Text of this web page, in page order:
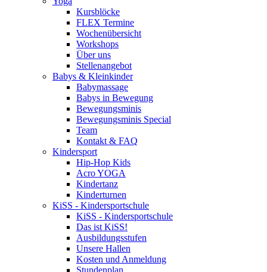
Kursblöcke
FLEX Termine
Wochenübersicht
Workshops
Über uns
Stellenangebot
Babys & Kleinkinder
Babymassage
Babys in Bewegung
Bewegungsminis
Bewegungsminis Special
Team
Kontakt & FAQ
Kindersport
Hip-Hop Kids
Acro YOGA
Kindertanz
Kinderturnen
KiSS - Kindersportschule
KiSS - Kindersportschule
Das ist KiSS!
Ausbildungsstufen
Unsere Hallen
Kosten und Anmeldung
Stundenplan